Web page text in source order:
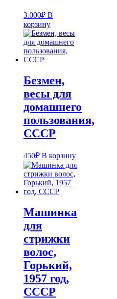
3.000₽ В
корзину
Безмен,
весы для
домашнего
пользования,
СССР
450₽ В корзину
Машинка
для
стрижки
волос,
Горький,
1957 год,
СССР